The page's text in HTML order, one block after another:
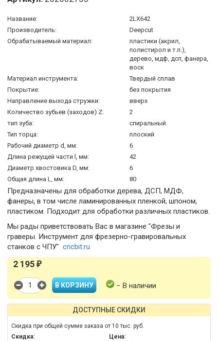
Название:
2LX642
Производитель:
Deepcut
Обрабатываемый материал:
пластики (акрил,
полистирол и т.п.),
дерево, мдф, дсп, фанера,
воск
Материал инструмента:
Твердый сплав
Покрытие:
без покрытия
Направление выхода стружки:
вверх
Количество зубьев (заходов) Z:
2
тип зуба:
спиральный
Тип торца:
плоский
Рабочий диаметр d, мм:
6
Длина режущей части l, мм:
42
Диаметр хвостовика D, мм:
6
Общая длина L, мм:
80
Предназначены для обработки дерева, ДСП, МДФ,
фанеры, в том числе ламинированных пленкой, шпоном,
пластиком. Подходит для обработки различных пластиков.
Мы рады приветствовать Вас в магазине "Фрезы и
граверы. Инструмент для фрезерно-гравировальных
станков с ЧПУ" cncbit.ru
2 195 ₽
− В наличии
ДОСТУПНЫЕ СКИДКИ
Скидка при общей сумме заказа от 10 тыс. руб.
Скидка:
Цена: